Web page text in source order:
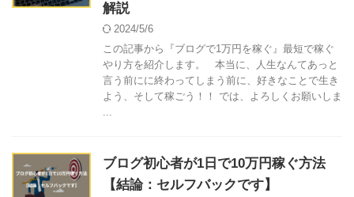
解説
2024/5/6
この記事から『ブログで1万円を稼ぐ』最短で稼ぐ
やり方を紹介します。 本当に、人生なんてあっと
言う前にに終わってしまう前に、好きなことで生き
よう、そして稼ごう！！ では、よろしくお願いしま
...
ブログ初心者が1日で10万円稼ぐ方法
【結論：セルフバックです】